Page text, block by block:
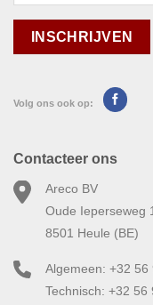
Volg ons ook op:
Contacteer ons
Areco BV
Oude Ieperseweg
8501 Heule (BE)
Algemeen: +32 56
Technisch: +32 56